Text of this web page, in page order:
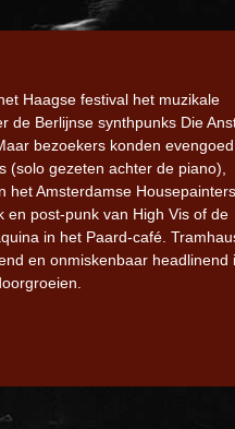
Haagse festival het muzikale
de Berlijnse synthpunks Die
bezoekers konden evengoed
(solo gezeten achter de piano),
het Amsterdamse
post-punk van High Vis of de
in het Paard-café.
en onmiskenbaar headlinend